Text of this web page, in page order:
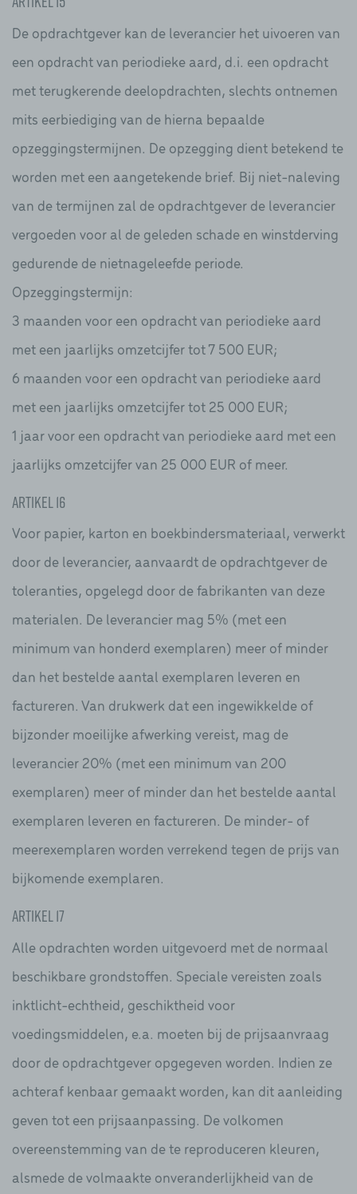
De opdrachtgever kan de leverancier het uivoeren van
een opdracht van periodieke aard, d.i. een opdracht
met terugkerende deelopdrachten, slechts ontnemen
mits eerbiediging van de hierna bepaalde
opzeggingstermijnen. De opzegging dient betekend te
worden met een aangetekende brief. Bij niet-naleving
van de termijnen zal de opdrachtgever de leverancier
vergoeden voor al de geleden schade en winstderving
gedurende de nietnageleefde periode.
Opzeggingstermijn:
3 maanden voor een opdracht van periodieke aard
met een jaarlijks omzetcijfer tot 7 500 EUR;
6 maanden voor een opdracht van periodieke aard
met een jaarlijks omzetcijfer tot 25 000 EUR;
1 jaar voor een opdracht van periodieke aard met een
jaarlijks omzetcijfer van 25 000 EUR of meer.
Artikel 16
Voor papier, karton en boekbindersmateriaal, verwerkt
door de leverancier, aanvaardt de opdrachtgever de
toleranties, opgelegd door de fabrikanten van deze
materialen. De leverancier mag 5% (met een
minimum van honderd exemplaren) meer of minder
dan het bestelde aantal exemplaren leveren en
factureren. Van drukwerk dat een ingewikkelde of
bijzonder moeilijke afwerking vereist, mag de
leverancier 20% (met een minimum van 200
exemplaren) meer of minder dan het bestelde aantal
exemplaren leveren en factureren. De minder- of
meerexemplaren worden verrekend tegen de prijs van
bijkomende exemplaren.
Artikel 17
Alle opdrachten worden uitgevoerd met de normaal
beschikbare grondstoffen. Speciale vereisten zoals
inktlicht-echtheid, geschiktheid voor
voedingsmiddelen, e.a. moeten bij de prijsaanvraag
door de opdrachtgever opgegeven worden. Indien ze
achteraf kenbaar gemaakt worden, kan dit aanleiding
geven tot een prijsaanpassing. De volkomen
overeenstemming van de te reproduceren kleuren,
alsmede de volmaakte onveranderlijkheid van de